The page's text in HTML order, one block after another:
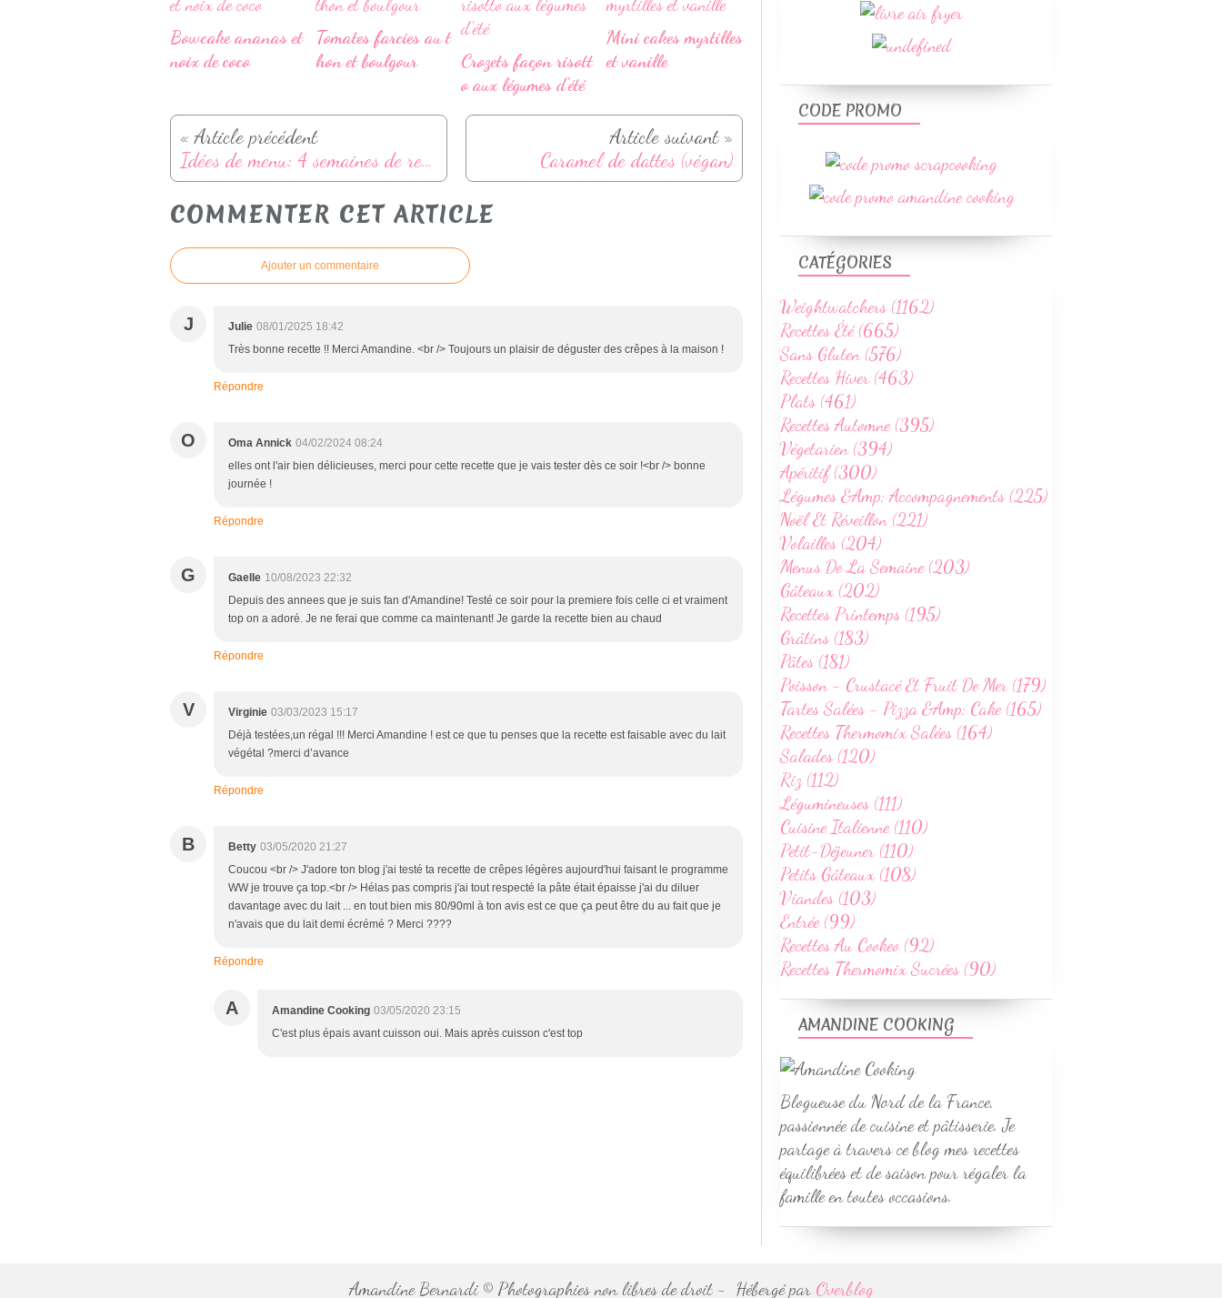
Bowcake ananas et
noix de coco
Tomates farcies au t
hon et boulgour
Crozets façon risott
o aux légumes d'été
Mini cakes myrtilles
et vanille
« Article précédent
Idées de menu: 4 semaines de repas pour l'hiver (avec recettes)
Article suivant »
Caramel de dattes (végan)
COMMENTER CET ARTICLE
Ajouter un commentaire
J Julie 08/01/2025 18:42
Très bonne recette !! Merci Amandine. <br /> Toujours un plaisir de déguster des crêpes à la maison !
Répondre
O Oma Annick 04/02/2024 08:24
elles ont l'air bien délicieuses, merci pour cette recette que je vais tester dès ce soir !<br /> bonne
journée !
Répondre
G Gaelle 10/08/2023 22:32
Depuis des annees que je suis fan d'Amandine! Testé ce soir pour la premiere fois celle ci et vraiment
top on a adoré. Je ne ferai que comme ca maintenant! Je garde la recette bien au chaud
Répondre
V Virginie 03/03/2023 15:17
Déjà testées,un régal !!! Merci Amandine ! est ce que tu penses que la recette est faisable avec du lait
végétal ?merci d’avance
Répondre
B Betty 03/05/2020 21:27
Coucou <br /> J'adore ton blog j'ai testé ta recette de crêpes légères aujourd'hui faisant le programme
WW je trouve ça top.<br /> Hélas pas compris j'ai tout respecté la pâte était épaisse j'ai du diluer
davantage avec du lait ... en tout bien mis 80/90ml à ton avis est ce que ça peut être du au fait que je
n'avais que du lait demi écrémé ? Merci ????
Répondre
A Amandine Cooking 03/05/2020 23:15
C'est plus épais avant cuisson oui. Mais après cuisson c'est top
AMANDINE COOKING
Blogueuse du Nord de la France,
passionnée de cuisine et pâtisserie. Je
partage à travers ce blog mes recettes
équilibrées et de saison pour régaler la
famille en toutes occasions.
CATÉGORIES
Weightwatchers (1162)
Recettes Été (665)
Sans Gluten (576)
Recettes Hiver (463)
Plats (461)
Recettes Automne (395)
Végetarien (394)
Apéritif (300)
Légumes &Amp; Accompagnements (225)
Noël Et Réveillon (221)
Volailles (204)
Menus De La Semaine (203)
Gâteaux (202)
Recettes Printemps (195)
Grâtins (183)
Pâtes (181)
Poisson - Crustacé Et Fruit De Mer (179)
Tartes Salées - Pizza &Amp; Cake (165)
Recettes Thermomix Salées (164)
Salades (120)
Riz (112)
Légumineuses (111)
Cuisine Italienne (110)
Petit-Déjeuner (110)
Petits Gâteaux (108)
Viandes (103)
Entrée (99)
Recettes Au Cookeo (92)
Recettes Thermomix Sucrées (90)
CODE PROMO
Amandine Bernardi © Photographies non libres de droit - Hébergé par Overblog